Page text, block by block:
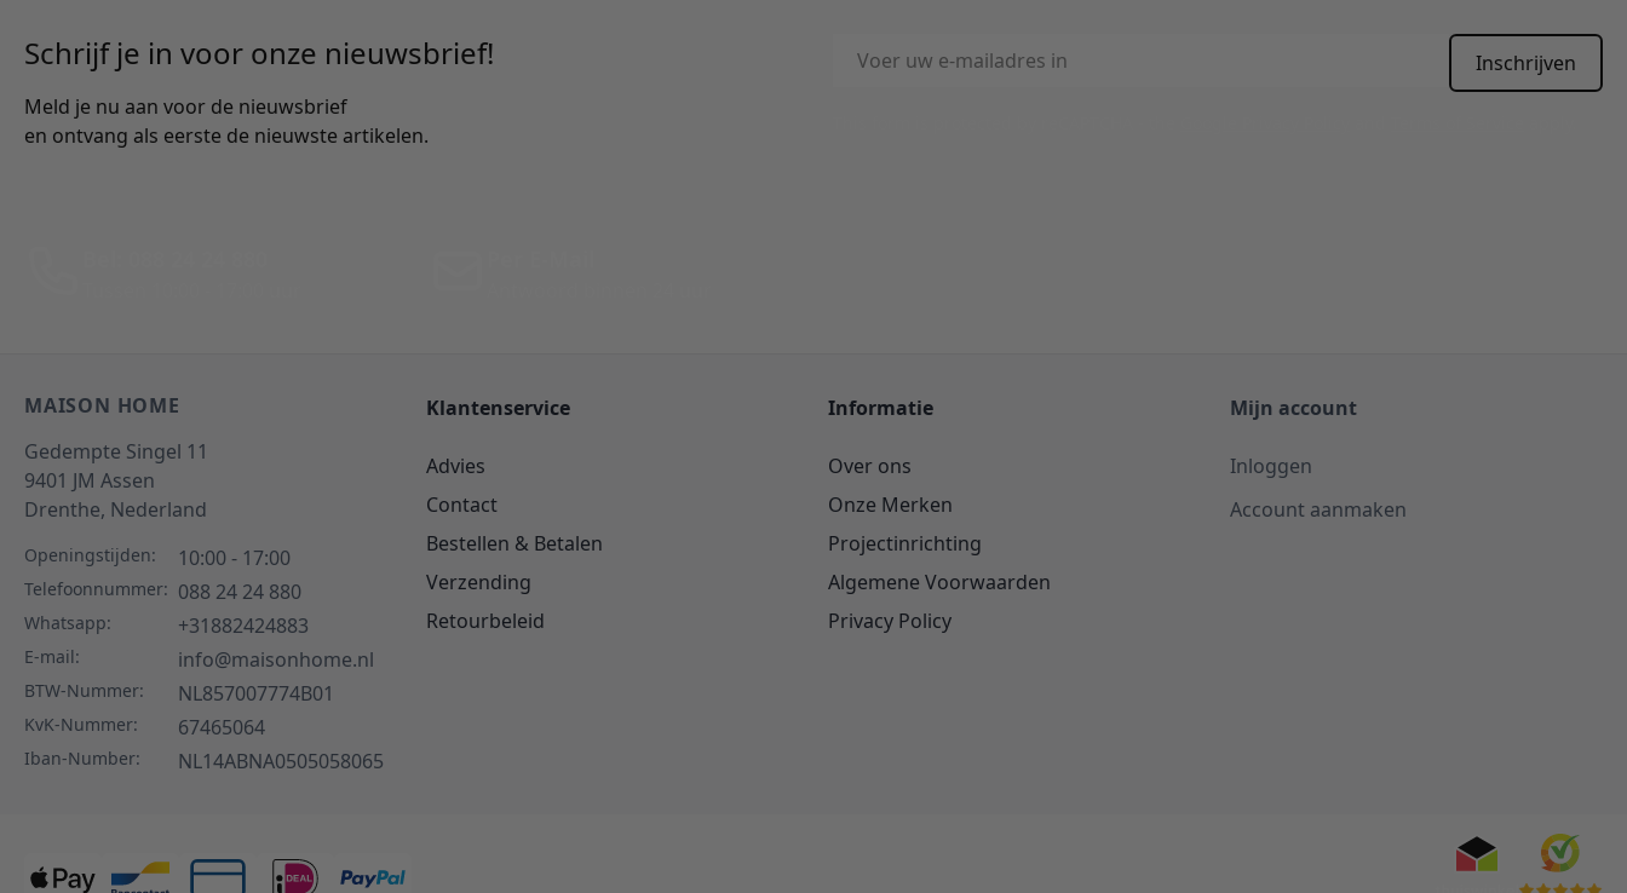
Schrijf je in voor onze nieuwsbrief!
Meld je nu aan voor de nieuwsbrief
en ontvang als eerste de nieuwste artikelen.
E-mailadres
Inschrijven
MAISON HOME
Gedempte Singel 11
9401 JM Assen
Drenthe, Nederland
Openingstijden: 10:00 - 17:00
Telefoonnummer: 088 24 24 880
Whatsapp: +31882424883
E-mail: info@maisonhome.nl
BTW-Nummer: NL857007774B01
KvK-Nummer: 67465064
Iban-Number: NL14ABNA0505058065
Klantenservice
Advies
Contact
Bestellen & Betalen
Verzending
Retourbeleid
Informatie
Over ons
Onze Merken
Projectinrichting
Algemene Voorwaarden
Privacy Policy
Mijn account
Inloggen
Account aanmaken